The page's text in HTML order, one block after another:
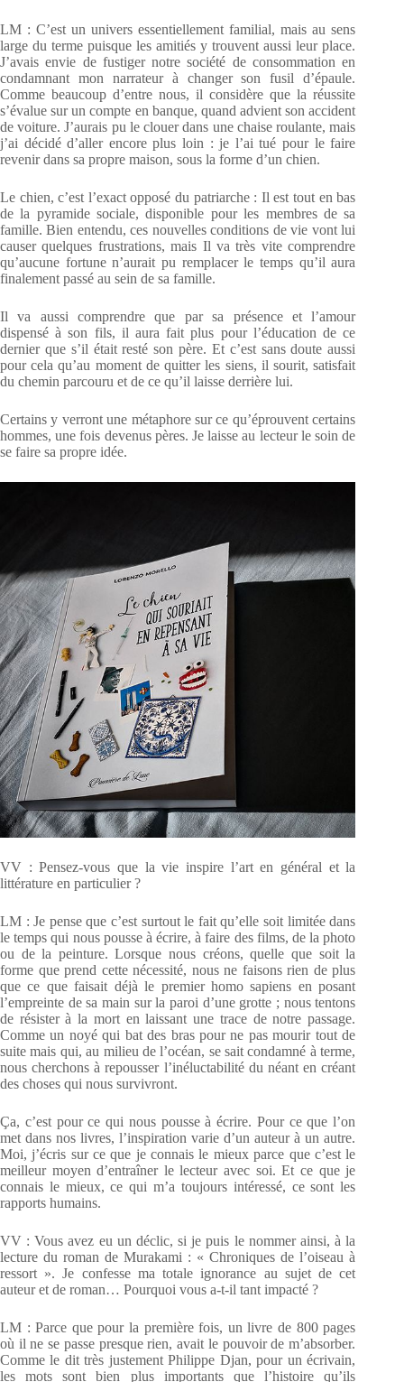
LM : C’est un univers essentiellement familial, mais au sens
large du terme puisque les amitiés y trouvent aussi leur place.
J’avais envie de fustiger notre société de consommation en
condamnant mon narrateur à changer son fusil d’épaule.
Comme beaucoup d’entre nous, il considère que la réussite
s’évalue sur un compte en banque, quand advient son accident
de voiture. J’aurais pu le clouer dans une chaise roulante, mais
j’ai décidé d’aller encore plus loin : je l’ai tué pour le faire
revenir dans sa propre maison, sous la forme d’un chien.
Le chien, c’est l’exact opposé du patriarche : Il est tout en bas
de la pyramide sociale, disponible pour les membres de sa
famille. Bien entendu, ces nouvelles conditions de vie vont lui
causer quelques frustrations, mais Il va très vite comprendre
qu’aucune fortune n’aurait pu remplacer le temps qu’il aura
finalement passé au sein de sa famille.
Il va aussi comprendre que par sa présence et l’amour
dispensé à son fils, il aura fait plus pour l’éducation de ce
dernier que s’il était resté son père. Et c’est sans doute aussi
pour cela qu’au moment de quitter les siens, il sourit, satisfait
du chemin parcouru et de ce qu’il laisse derrière lui.
Certains y verront une métaphore sur ce qu’éprouvent certains
hommes, une fois devenus pères. Je laisse au lecteur le soin de
se faire sa propre idée.
VV : Pensez-vous que la vie inspire l’art en général et la
littérature en particulier ?
LM : Je pense que c’est surtout le fait qu’elle soit limitée dans
le temps qui nous pousse à écrire, à faire des films, de la photo
ou de la peinture. Lorsque nous créons, quelle que soit la
forme que prend cette nécessité, nous ne faisons rien de plus
que ce que faisait déjà le premier homo sapiens en posant
l’empreinte de sa main sur la paroi d’une grotte ; nous tentons
de résister à la mort en laissant une trace de notre passage.
Comme un noyé qui bat des bras pour ne pas mourir tout de
suite mais qui, au milieu de l’océan, se sait condamné à terme,
nous cherchons à repousser l’inéluctabilité du néant en créant
des choses qui nous survivront.
Ça, c’est pour ce qui nous pousse à écrire. Pour ce que l’on
met dans nos livres, l’inspiration varie d’un auteur à un autre.
Moi, j’écris sur ce que je connais le mieux parce que c’est le
meilleur moyen d’entraîner le lecteur avec soi. Et ce que je
connais le mieux, ce qui m’a toujours intéressé, ce sont les
rapports humains.
VV : Vous avez eu un déclic, si je puis le nommer ainsi, à la
lecture du roman de Murakami : « Chroniques de l’oiseau à
ressort ». Je confesse ma totale ignorance au sujet de cet
auteur et de roman… Pourquoi vous a-t-il tant impacté ?
LM : Parce que pour la première fois, un livre de 800 pages
où il ne se passe presque rien, avait le pouvoir de m’absorber.
Comme le dit très justement Philippe Djan, pour un écrivain,
les mots sont bien plus importants que l’histoire qu’ils